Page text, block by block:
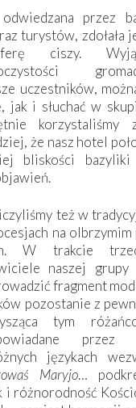
przez
turystów, zdołała
ciszy.
uczestników,
jak i słuchać w
korzystaliśmy
że nasz hotel
bliskości bazyliki
też w
na olbrzymim
W trakcie
naszej grupy
fragment
pozostanie z
tym
przez
językach
Maryjo…
różnorodność